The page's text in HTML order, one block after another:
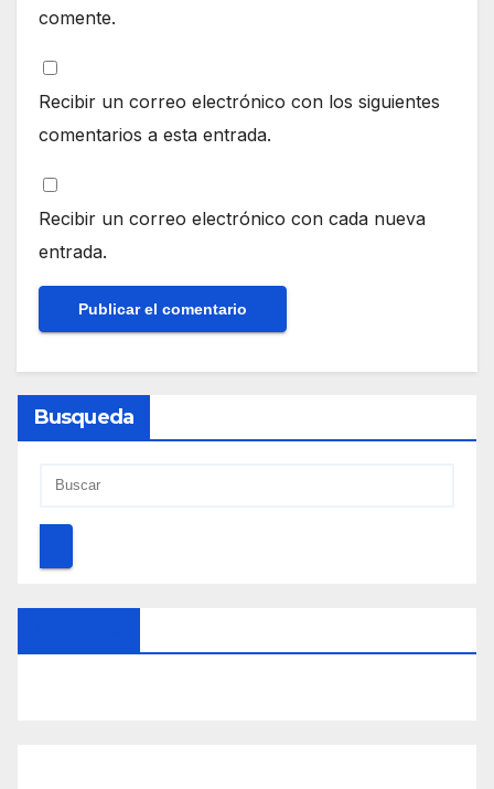
comente.
Recibir un correo electrónico con los siguientes
comentarios a esta entrada.
Recibir un correo electrónico con cada nueva
entrada.
Busqueda